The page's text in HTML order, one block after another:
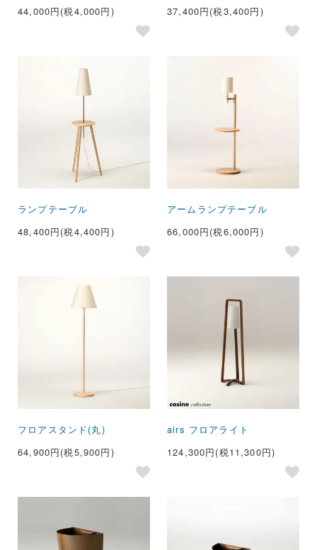
44,000円(税4,000円) 37,400円(税3,400円)
ランプテーブル
48,400円(税4,400円)
アームランプテーブル
66,000円(税6,000円)
フロアスタンド(丸)
64,900円(税5,900円)
airs フロアライト
124,300円(税11,300円)